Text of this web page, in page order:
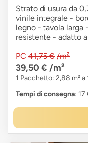
Strato di usura da
vinile integrale -
legno - tavola larga
resistente - adatto
PC 41,75 € /m²
39,50 € /m²
1 Pacchetto: 2,88 m² a
Tempi di consegna: 17